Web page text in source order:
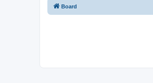
Board